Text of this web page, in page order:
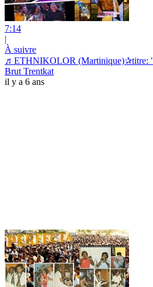
7:14
|
À suivre
♬ETHNIKOLOR (Martinique)✰titre:
Brut Trentkat
il y a 6 ans